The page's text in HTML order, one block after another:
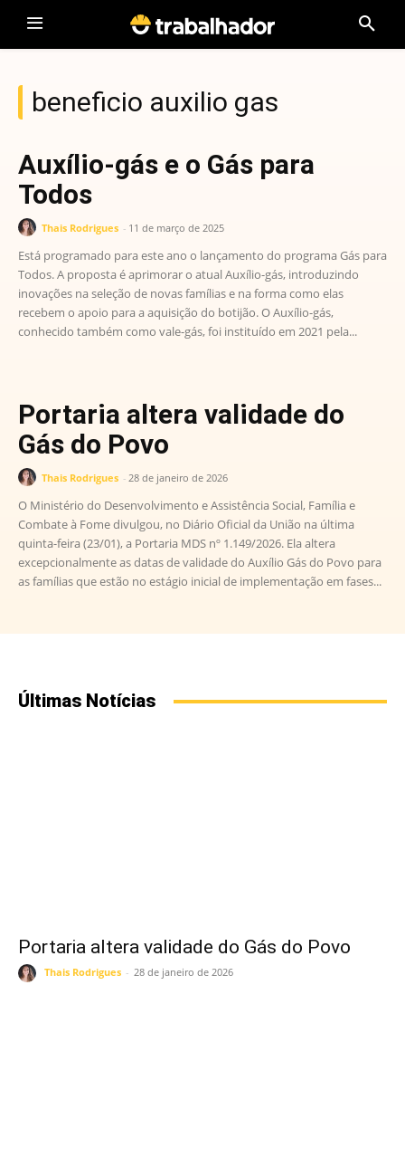
beneficio auxilio gas
Auxílio-gás e o Gás para
Todos
Thais Rodrigues - 11 de março de 2025
Está programado para este ano o lançamento do programa Gás para
Todos. A proposta é aprimorar o atual Auxílio-gás, introduzindo
inovações na seleção de novas famílias e na forma como elas
recebem o apoio para a aquisição do botijão. O Auxílio-gás,
conhecido também como vale-gás, foi instituído em 2021 pela...
Portaria altera validade do
Gás do Povo
Thais Rodrigues - 28 de janeiro de 2026
O Ministério do Desenvolvimento e Assistência Social, Família e
Combate à Fome divulgou, no Diário Oficial da União na última
quinta-feira (23/01), a Portaria MDS nº 1.149/2026. Ela altera
excepcionalmente as datas de validade do Auxílio Gás do Povo para
as famílias que estão no estágio inicial de implementação em fases...
Últimas Notícias
Portaria altera validade do Gás do Povo
Thais Rodrigues - 28 de janeiro de 2026